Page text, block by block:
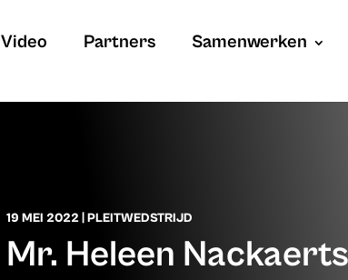
Video Partners Samenwerken
19 MEI 2022| PLEITWEDSTRIJD
Mr. Heleen